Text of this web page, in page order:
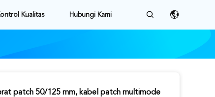
Kualitas Hubungi Kami
patch 50/125 mm, kabel patch multimode